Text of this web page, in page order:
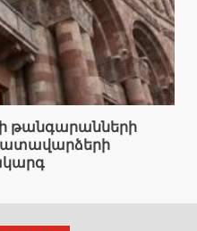
թանգարանների